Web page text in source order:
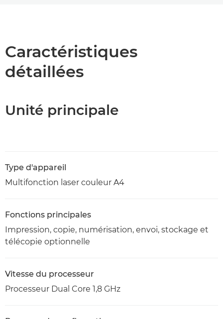
Caractéristiques
détaillées
Unité principale
Type d'appareil
Multifonction laser couleur A4
Fonctions principales
Impression, copie, numérisation, envoi, stockage et
télécopie optionnelle
Vitesse du processeur
Processeur Dual Core 1,8 GHz